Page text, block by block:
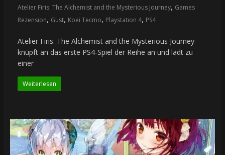
Atelier Firis: The Alchemist and the Mysterious Journey, Games
Rezension, Gust, Koei Tecmo, Playstation 4, PS4
Atelier Firis: The Alchemist and the Mysterious Journey
knüpft an das erste PS4-Spiel der Reihe an und lädt zu
einer
Weiterlesen